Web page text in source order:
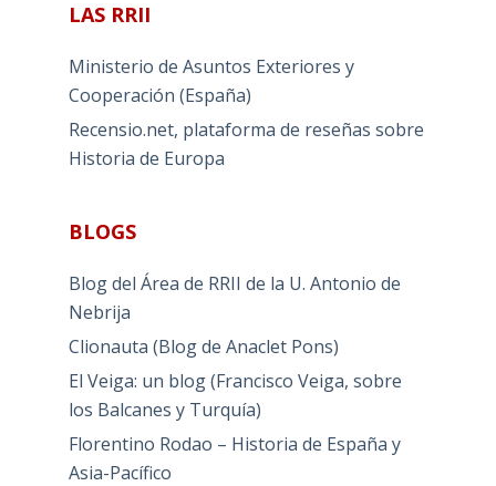
LAS RRII
Ministerio de Asuntos Exteriores y
Cooperación (España)
Recensio.net, plataforma de reseñas sobre
Historia de Europa
BLOGS
Blog del Área de RRII de la U. Antonio de
Nebrija
Clionauta (Blog de Anaclet Pons)
El Veiga: un blog (Francisco Veiga, sobre
los Balcanes y Turquía)
Florentino Rodao – Historia de España y
Asia-Pacífico